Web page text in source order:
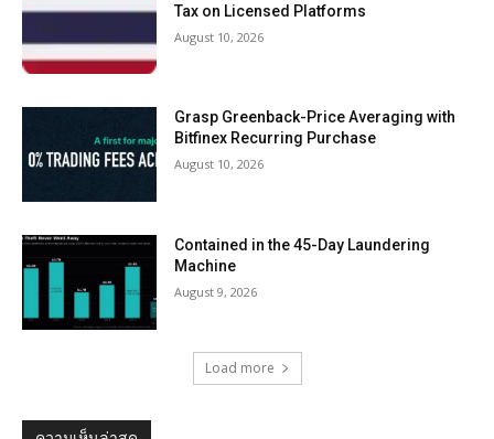
Tax on Licensed Platforms
August 10, 2026
Grasp Greenback-Price Averaging with
Bitfinex Recurring Purchase
August 10, 2026
Contained in the 45-Day Laundering
Machine
August 9, 2026
Load more